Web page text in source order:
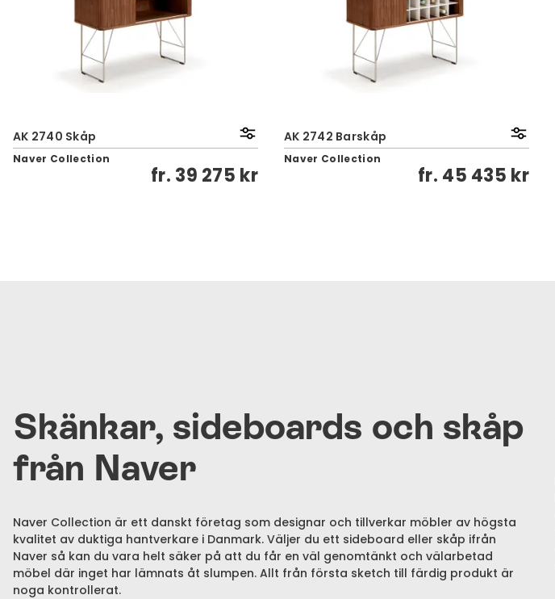
AK 2740 Skåp
Naver Collection
fr. 39 275 kr
AK 2742 Barskåp
Naver Collection
fr. 45 435 kr
Skänkar, sideboards och skåp
från Naver
Naver Collection är ett danskt företag som designar och tillverkar möbler av högsta
kvalitet av duktiga hantverkare i Danmark. Väljer du ett sideboard eller skåp ifrån
Naver så kan du vara helt säker på att du får en väl genomtänkt och välarbetad
möbel där inget har lämnats åt slumpen. Allt från första sketch till färdig produkt är
noga kontrollerat.